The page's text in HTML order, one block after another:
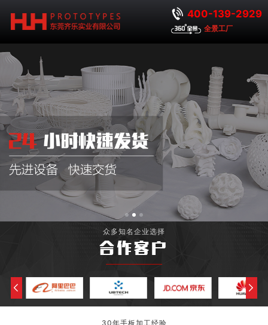
400-139-2929
全景工厂
众多知名企业选择
合作客户
30年手板加工经验